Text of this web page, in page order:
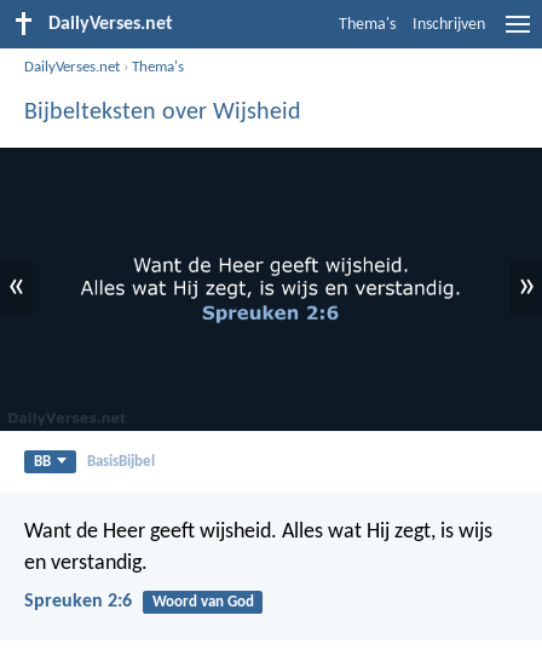
DailyVerses.net Thema's Inschrijven
DailyVerses.net ›Thema's
Bijbelteksten over Wijsheid
« »
BB BasisBijbel
Want de Heer geeft wijsheid. Alles wat Hij zegt, is wijs
en verstandig.
Spreuken 2:6 Woord van God